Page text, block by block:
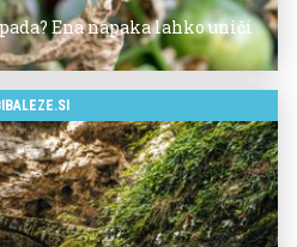
Ena napaka lahko uniči